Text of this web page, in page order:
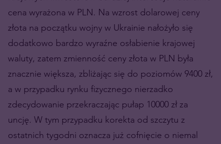
cena wyrażona w PLN. Na wzrost dolarowej ceny
złota na początku wojny w Ukrainie nałożyło się
dodatkowo bardzo wyraźne osłabienie krajowej
waluty, zatem zmienność ceny złota w PLN była
znacznie większa, zbliżając się do poziomów 9400 zł,
a w przypadku rynku fizycznego nierzadko
zdecydowanie przekraczając pułap 10000 zł za
uncję. W tym przypadku korekta od szczytu z
ostatnich tygodni oznacza już cofnięcie o niemal